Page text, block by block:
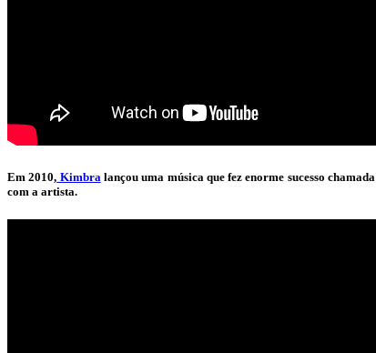
Em 2010, Kimbra lançou uma música que fez enorme sucesso
com a artista.